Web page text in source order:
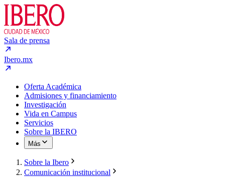
Sala de prensa
Ibero.mx
Oferta Académica
Admisiones y financiamiento
Investigación
Vida en Campus
Servicios
Sobre la IBERO
Más
Sobre la Ibero
Comunicación institucional